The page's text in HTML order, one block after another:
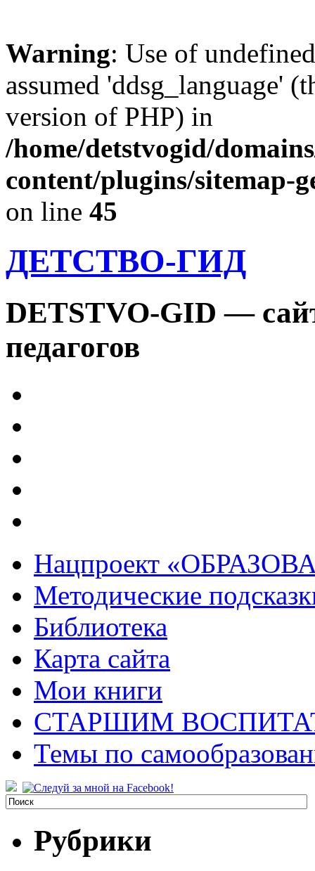
Warning: Use of
assumed 'ddsg_language'
version of PHP) in
/home/detstvogid/
content/plugins/sitemap-
on line 45
ДЕТСТВО-ГИД
DETSTVO-GID —
педагогов
Нацпроект
Методические
Библиотека
Карта сайта
Мои книги
СТАРШИМ
Темы по
Рубрики